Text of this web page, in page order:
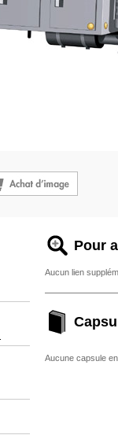
Pour
Aucun lien
Aucune capsule